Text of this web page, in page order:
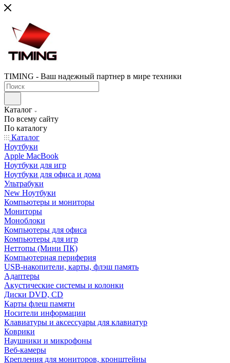
TIMING - Ваш надежный партнер в мире техники
Каталог
По всему сайту
По каталогу
Каталог
Ноутбуки
Apple MacBook
Ноутбуки для игр
Ноутбуки для офиса и дома
Ультрабуки
New Ноутбуки
Компьютеры и мониторы
Мониторы
Моноблоки
Компьютеры для офиса
Компьютеры для игр
Неттопы (Мини ПК)
Компьютерная периферия
USB-накопители, карты, флэш память
Адаптеры
Акустические системы и колонки
Диски DVD, CD
Карты флеш памяти
Носители информации
Клавиатуры и аксессуары для клавиатур
Коврики
Наушники и микрофоны
Веб-камеры
Крепления для мониторов, кронштейны